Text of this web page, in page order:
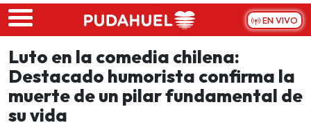
Skip to main content
EN VIVO
Luto en la comedia chilena:
Destacado humorista confirma la
muerte de un pilar fundamental de
su vida